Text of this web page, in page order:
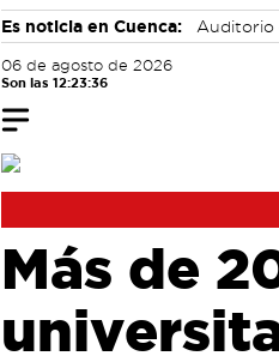
Es noticia en Cuenca: Auditorio
06 de agosto de 2026
Son las 12:23:36
Más de